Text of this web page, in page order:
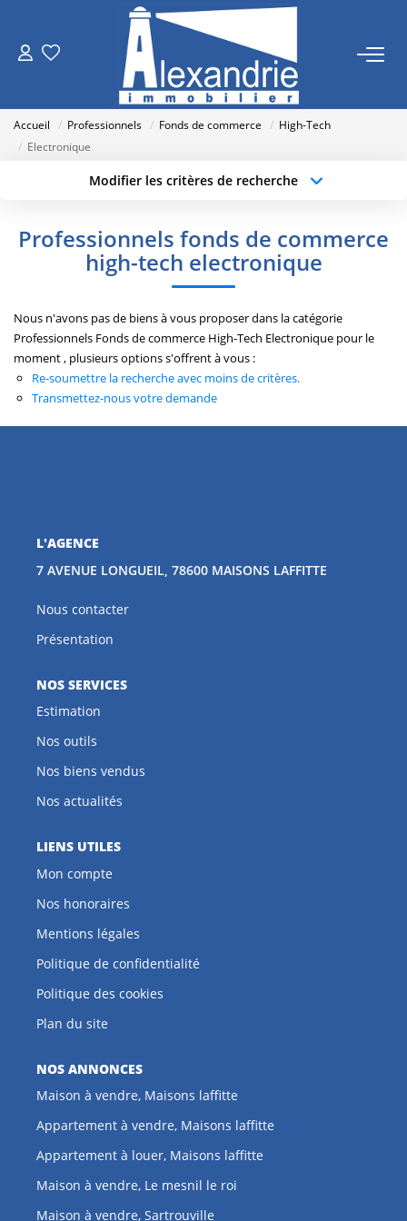
VENTES
NOTRE AGENCE
Nos Actualités
RECRUTEMENT
Accueil Professionnels Fonds de commerce
High-Tech
Electronique
Modifier les critères de recherche
Type de transaction Localisation
Sélectionnez...
Type de bien
Surface min
Créer une alerte
Professionnels fonds de commerce
high-tech electronique
Nous n'avons pas de biens à vous proposer dans la catégorie
Professionnels Fonds de commerce High-Tech Electronique pour le
moment , plusieurs options s'offrent à vous :
Re-soumettre la recherche avec moins de critères.
Transmettez-nous votre demande
L'AGENCE
7 AVENUE LONGUEIL, 78600 MAISONS LAFFITTE
Nous contacter
Présentation
NOS SERVICES
Estimation
Nos outils
Nos biens vendus
Nos actualités
LIENS UTILES
Mon compte
Nos honoraires
Mentions légales
Politique de confidentialité
Politique des cookies
Plan du site
NOS ANNONCES
Maison à vendre, Maisons laffitte
Appartement à vendre, Maisons laffitte
Appartement à louer, Maisons laffitte
Maison à vendre, Le mesnil le roi
Maison à vendre, Sartrouville